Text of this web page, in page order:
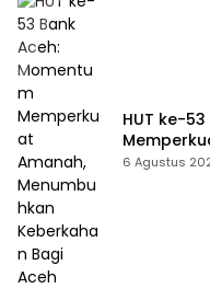
HUT ke-
6 Agustus